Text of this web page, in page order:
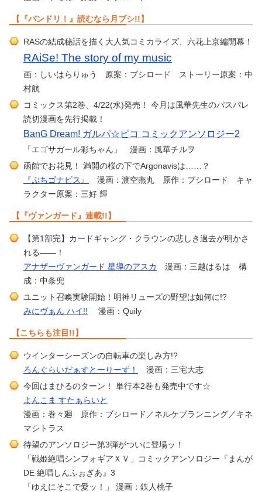
【『バンドリ！』読むなら月ブシ!!】
RASの結成秘話を描く大人気コミカライズ、六花上京編開幕！
RAiSe! The story of my music
画：しいはらりゅう 原案：ブシロード ストーリー原案：中
村航
コミックス第2巻、4/22(水)発売！ 今月は風華先生のパスパレ
読切漫画を先行掲載！
BanG Dream! ガルパ☆ピコ コミックアンソロジー2
「エゴサガール彩ちゃん」 漫画：風華チルヲ
函館でお花見！ 満開の桜の下でArgonavisは……？
『ぷちゴナビス』
漫画：渡空燕丸 原作：ブシロード キャ
ラクター原案：三好 輝
【『ヴァンガード』連載!!】
【第1部完】カードギャング・クラウンの悲しき過去が明かさ
れる――！
アナザーヴァンガード 星導のアスカ
漫画：三越はるは 構
成：中条兜
ユニット召喚実験開始！明神リューズの野望は如何に!?
みにヴぁん ハイ!! 漫画：Quily
【こちらも注目!!】
ウインターシーズンの自転車の楽しみ方!?
ろんぐらいだぁすとーりーず！
漫画：三宅大志
今回はまひるのターン！ 単行本2巻も発売中です☆
よんこま すたぁらいと
漫画：巻々廻 原作：ブシロード／ネルケプランニング／キネ
マシトラス
待望のアンソロジー第3弾がついに登場ッ！
「戦姫絶唱シンフォギアＸＶ」コミックアンソロジー『まんが
DE 絶唱しんふぉぎあ』3
「ゆえにそこで愛ッ！」 漫画：鉄人桃子